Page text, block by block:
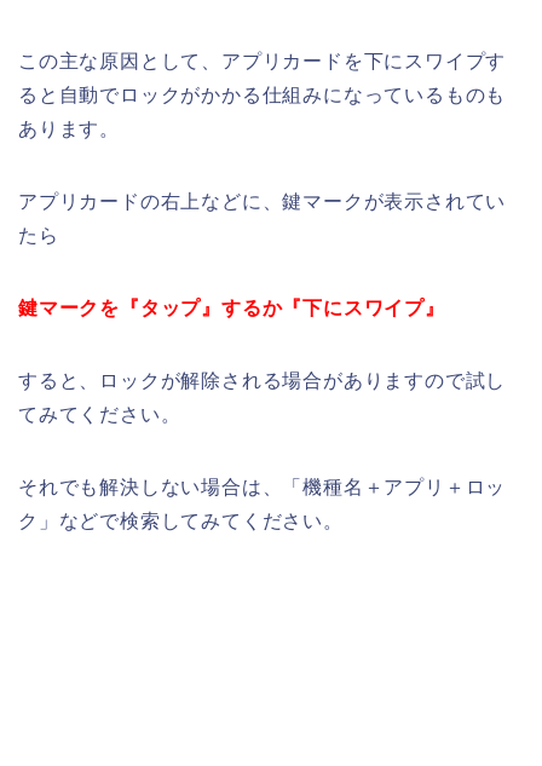
この主な原因として、アプリカードを下にスワイプす
ると自動でロックがかかる仕組みになっているものも
あります。
アプリカードの右上などに、鍵マークが表示されてい
たら
鍵マークを『タップ』するか『下にスワイプ』
すると、ロックが解除される場合がありますので試し
てみてください。
それでも解決しない場合は、「機種名＋アプリ＋ロッ
ク」などで検索してみてください。